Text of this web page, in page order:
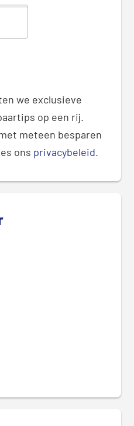
we exclusieve
op een rij.
meteen besparen
ons privacybeleid.